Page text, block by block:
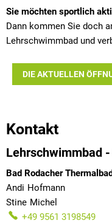
Sie möchten sportlich
Dann kommen Sie doch
Lehrschwimmbad und
DIE AKTUELLEN
Kontakt
Lehrschwimmbad
Bad Rodacher
Andi Hofmann
Stine Michel
+49 9561 3198549